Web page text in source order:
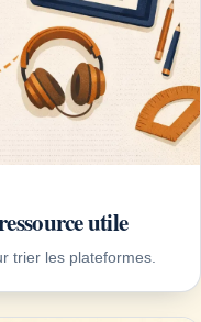
utile
trier les plateformes.